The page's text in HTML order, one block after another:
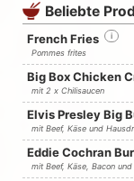
Beliebte
French Fries i
Pommes frites
Big Box Chicken
mit 2 x Chilisaucen
Elvis Presley Big
mit Beef, Käse und
Eddie Cochran
mit Beef, Käse, Bacon